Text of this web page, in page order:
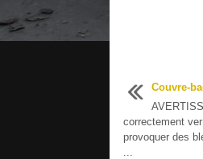
Couvre-
correctement
provoquer des
...